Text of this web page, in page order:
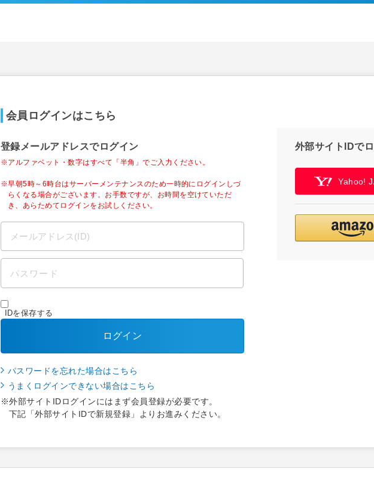
会員ログインはこちら
登録メールアドレスでログイン
※アルファベット・数字はすべて「半角」でご入力ください。
※早朝5時～6時台はサーバーメンテナンスのため一時的にログインしづ
らくなる場合がございます。お手数ですが、お時間を空けていただ
き、あらためてログインをお試しください。
IDを保存する
ログイン
パスワードを忘れた場合はこちら
うまくログインできない場合はこちら
※外部サイトIDログインにはまず会員登録が必要です。
下記「外部サイトIDで新規登録」よりお進みください。
外部サイトIDで
Yahoo!